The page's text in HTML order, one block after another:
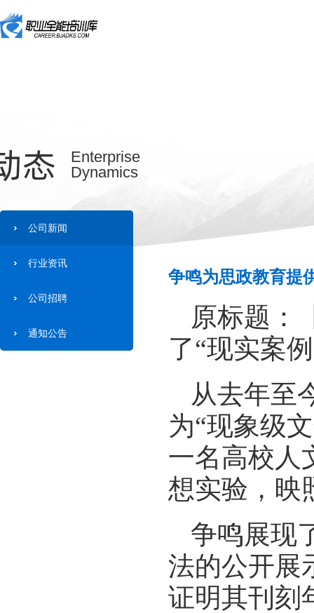
态
Enterprise
Dynamics
公司新闻
行业资讯
公司招聘
通知公告
争鸣为思政教育提
原标题：
了“现实案
从去年至
为“现象级
一名高校人
想实验，映
争鸣展现
法的公开展
证明其刊刻